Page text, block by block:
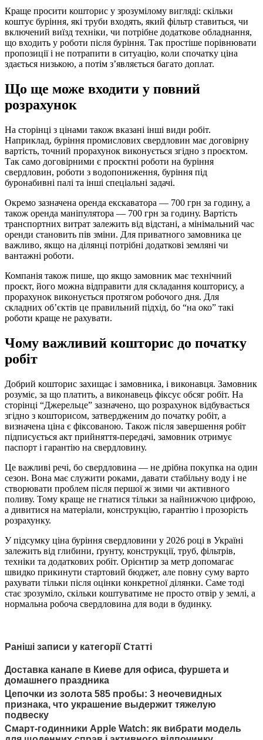
Краще просити кошторис у зрозумілому вигляді: скільки
коштує буріння, які труби входять, який фільтр ставиться, чи
включений виїзд техніки, чи потрібне додаткове обладнання,
що входить у роботи після буріння. Так простіше порівнювати
пропозиції і не потрапити в ситуацію, коли спочатку ціна
здається низькою, а потім з’являється багато доплат.
Що ще може входити у повний
розрахунок
На сторінці з цінами також вказані інші види робіт.
Наприклад, буріння промислових свердловин має договірну
вартість, точний прорахунок виконується згідно з проєктом.
Так само договірними є проєктні роботи на буріння
свердловин, роботи з водопониження, буріння під
буронабивні палі та інші спеціальні задачі.
Окремо зазначена оренда екскаватора — 700 грн за годину, а
також оренда маніпулятора — 700 грн за годину. Вартість
транспортних витрат залежить від відстані, а мінімальний час
оренди становить пів зміни. Для приватного замовника це
важливо, якщо на ділянці потрібні додаткові земляні чи
вантажні роботи.
Компанія також пише, що якщо замовник має технічний
проєкт, його можна відправити для складання кошторису, а
прорахунок виконується протягом робочого дня. Для
складних об’єктів це правильний підхід, бо “на око” такі
роботи краще не рахувати.
Чому важливий кошторис до початку
робіт
Добрий кошторис захищає і замовника, і виконавця. Замовник
розуміє, за що платить, а виконавець фіксує обсяг робіт. На
сторінці “Джерельце” зазначено, що розрахунок відбувається
згідно з кошторисом, затвердженим до початку робіт, а
визначена ціна є фіксованою. Також після завершення робіт
підписується акт прийняття-передачі, замовник отримує
паспорт і гарантію на свердловину.
Це важливі речі, бо свердловина — не дрібна покупка на один
сезон. Вона має служити роками, давати стабільну воду і не
створювати проблем після першої ж зими чи активного
поливу. Тому краще не гнатися тільки за найнижчою цифрою,
а дивитися на матеріали, конструкцію, гарантію і прозорість
розрахунку.
У підсумку ціна буріння свердловини у 2026 році в Україні
залежить від глибини, ґрунту, конструкції, труб, фільтрів,
техніки та додаткових робіт. Орієнтир за метр допомагає
швидко прикинути стартовий бюджет, але повну суму варто
рахувати тільки після оцінки конкретної ділянки. Саме тоді
стає зрозуміло, скільки коштуватиме не просто отвір у землі, а
нормальна робоча свердловина для води в будинку.
Раніші записи у категорії Статті
Доставка канапе в Киеве для офиса, фуршета и
домашнего праздника
Цепочки из золота 585 пробы: 3 неочевидных
признака, что украшение выдержит тяжелую
подвеску
Смарт-годинники Apple Watch: як вибрати модель